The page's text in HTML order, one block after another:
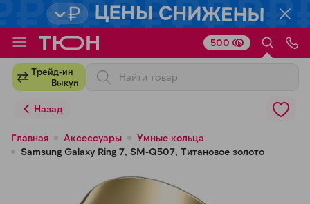
Трейд-ин
Выкуп
500
Назад
Главная Аксессуары
Умные кольца
Samsung Galaxy Ring 7, SM-Q507, Титановое золото
Для клиентов всех банков
Разбейте
оплатуна части
без переплат